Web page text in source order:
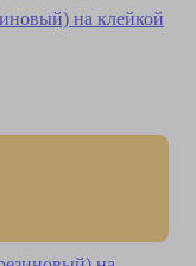
на клейкой